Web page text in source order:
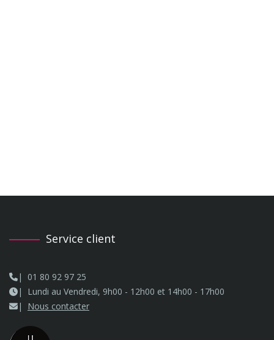
Service client
01 80 92 97 25
Lundi au Vendredi, 9h00 - 12h00 et 14h00 - 17h00
Nous contacter